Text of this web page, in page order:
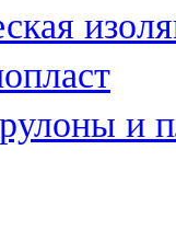
и